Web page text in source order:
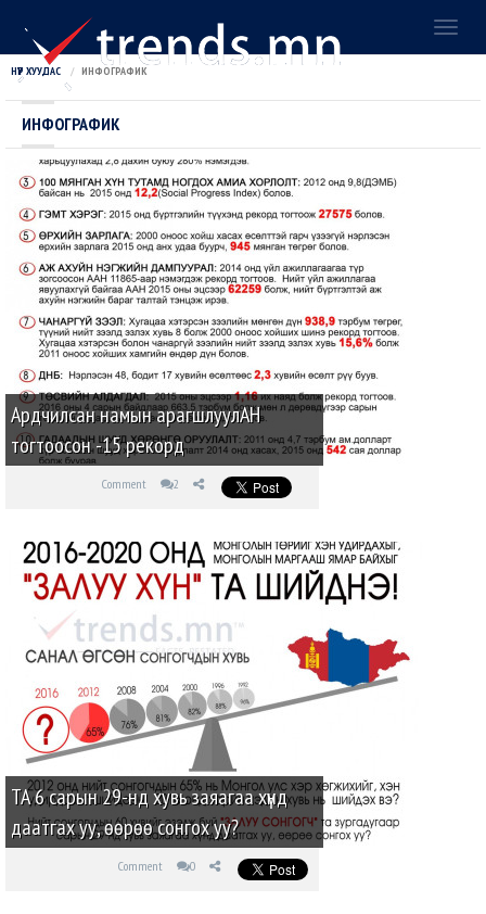
НҮҮР ХУУДАС ИНФОГРАФИК
ИНФОГРАФИК
Ардчилсан намын арагшлуулАН
тогтоосон -15 рекорд
Comment 2
ТА 6 сарын 29-нд хувь заяагаа хүнд
даатгах уу, өөрөө сонгох уу?
Comment 0